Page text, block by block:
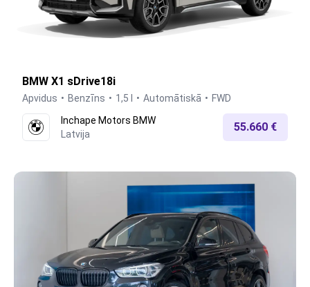
BMW X1 sDrive18i
Apvidus Benzīns 1,5 l Automātiskā
FWD
Inchape Motors BMW
Latvija
55.660 €